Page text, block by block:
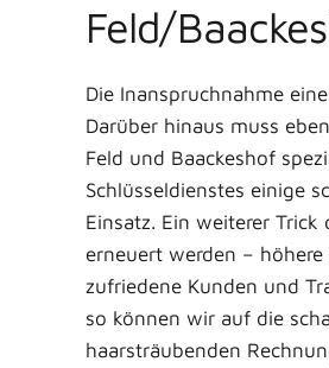
Feld/
Die Inanspruchnahme
Darüber hinaus muss
Feld und Baackeshof
Schlüsseldienstes einige
Einsatz. Ein weiterer
erneuert werden –
zufriedene Kunden und
so können wir auf die
haarsträubenden